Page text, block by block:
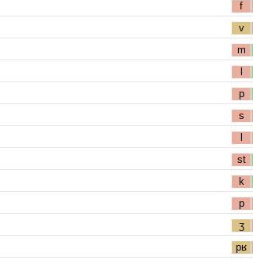
f
v
m
l
p
s
l
st
k
p
ʒ
pʁ